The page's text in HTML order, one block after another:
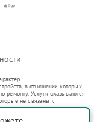
в отношении которых
ремонту. Услуги оказываются
не связаны с
оборот в соответствии